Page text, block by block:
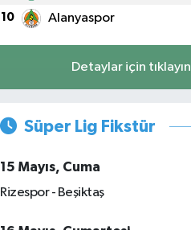
10 Alanyaspor
Detaylar için tıklayın
Süper Lig Fikstür
15 Mayıs, Cuma
Rizespor - Beşiktaş